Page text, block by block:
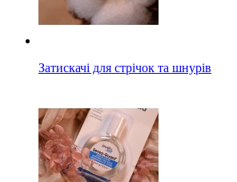
Затискачі для стрічок та шнурів